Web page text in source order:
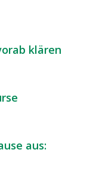
klären
aus: